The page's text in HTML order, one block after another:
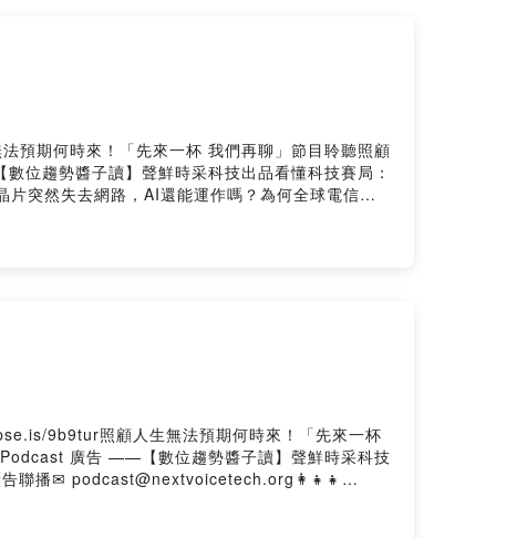
期何時來！「先來一杯 我們再聊」節目聆聽照顧
趨勢醬子讀】聲鮮時采科技出品看懂科技賽局：
突然失去網路，AI還能運作嗎？為何全球電信商
，你真的看懂了嗎？合作邀約 / 心得回饋 /多節目
9b9tur照顧人生無法預期何時來！「先來一杯
廣告 ——【數位趨勢醬子讀】聲鮮時采科技
聯播✉ podcast@nextvoicetech.org👩‍👧‍👧
Hosting